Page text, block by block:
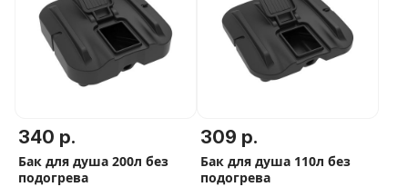
340 р.
Бак для душа 200л без
подогрева
309 р.
Бак для душа 110л без
подогрева